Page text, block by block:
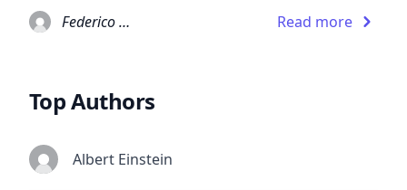
Federico Moccia Read more
Top Authors
Albert Einstein